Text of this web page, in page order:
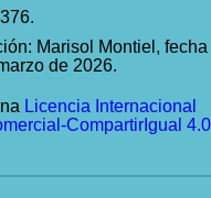
Marisol Montiel, fecha
de 2026.
Licencia Internacional
CompartirIgual 4.0